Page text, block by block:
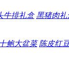
牛排礼盒 黑猪肉礼
鲍大盆菜 陈皮红